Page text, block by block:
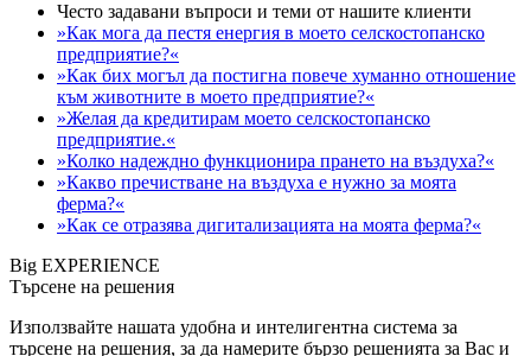
Често задавани въпроси и теми от нашите клиенти
»Как мога да пестя енергия в моето селскостопанско
предприятие?«
»Как бих могъл да постигна повече хуманно отношение
към животните в моето предприятие?«
»Желая да кредитирам моето селскостопанско
предприятие.«
»Колко надеждно функционира прането на въздуха?«
»Какво пречистване на въздуха е нужно за моята
ферма?«
»Как се отразява дигитализацията на моята ферма?«
Big EXPERIENCE
Търсене на решения
Използвайте нашата удобна и интелигентна система за
търсене на решения, за да намерите бързо решенията за Вас и